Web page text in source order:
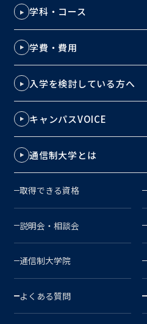
学科・コース
学費・費用
入学を検討している方へ
キャンパスVOICE
通信制大学とは
取得できる資格
説明会・相談会
通信制大学院
よくある質問